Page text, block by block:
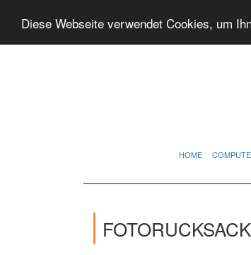
Diese Webseite verwendet Cookies, um
HOME